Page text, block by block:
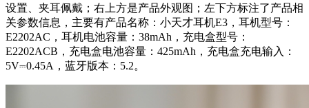
设置、夹耳佩戴；右上方是产品外观图；左下方标注了产品相
关参数信息，主要有产品名称：小天才耳机E3，耳机型号：
E2202AC，耳机电池容量：38mAh，充电盒型号：
E2202ACB，充电盒电池容量：425mAh，充电盒充电输入：
5V⎓0.45A，蓝牙版本：5.2。